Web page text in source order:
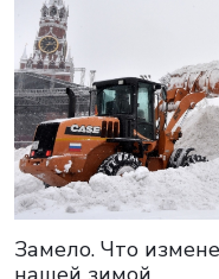
Замело. Что